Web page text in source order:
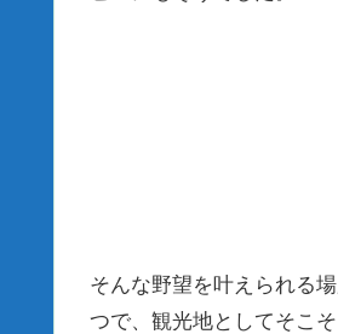
そんな野望を叶えられる
つで、観光地としてそこ